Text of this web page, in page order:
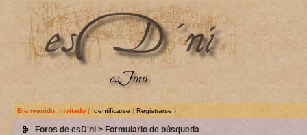
Bienvenido, invitado( Identificarse | Registrarse )
Foros de esD'ni> Formulario de búsqueda